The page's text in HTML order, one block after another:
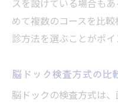
スを設けている場合も
めて複数のコースを比
診方法を選ぶことがポイ
脳ドック検査方式の比
脳ドックの検査方式は